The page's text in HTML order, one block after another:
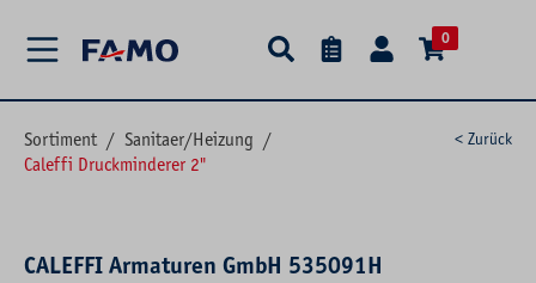
0
Sortiment / Sanitaer/Heizung /
Caleffi Druckminderer 2"
< Zurück
CALEFFI Armaturen GmbH 535091H